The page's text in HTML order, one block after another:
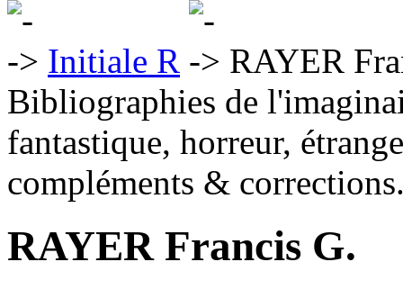
Initiale R
RAYER
Bibliographies de
fantastique, horreur,
compléments &
RAYER Francis G.